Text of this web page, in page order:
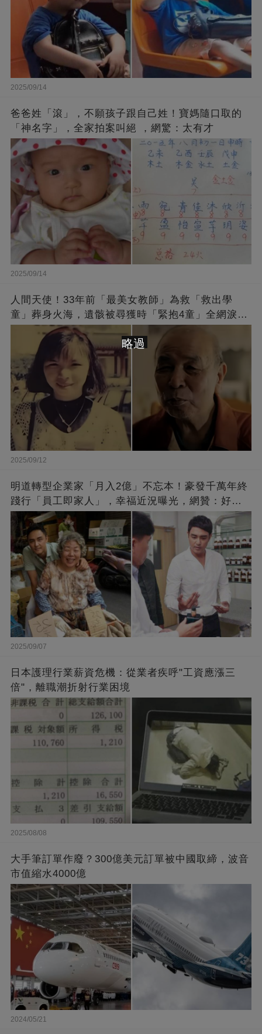
2025/09/14
爸爸姓「滾」，不願孩子跟自己姓！寶媽隨口取的
「神名字」，全家拍案叫絕 ，網驚：太有才
2025/09/14
人間天使！33年前「最美女教師」為救「救出學
童」葬身火海，遺骸被尋獲時「緊抱4童」全網淚
崩：真正的英雄不該被遺忘
2025/09/12
明道轉型企業家「月入2億」不忘本！豪發千萬年終
踐行「員工即家人」，幸福近況曝光，網贊：好老
闆的福報
2025/09/07
日本護理行業薪資危機：從業者疾呼"工資應漲三
倍"，離職潮折射行業困境
2025/08/08
大手筆訂單作廢？300億美元訂單被中國取締，波音
市值縮水4000億
2024/05/21
略過